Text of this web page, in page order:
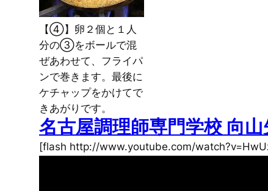
【④】卵２個と１人
分の③をボールで混
ぜあわせて、フライパ
ンで巻きます。最後に
ケチャップをかけてで
きあがりです。
名古屋調理師専門学校 向
[flash http://www.youtube.com/